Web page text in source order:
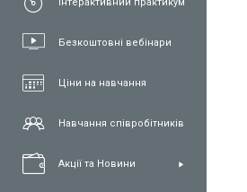
Безкоштовні вебінари
Ціни на навчання
Навчання співробітників
Акції та Новини